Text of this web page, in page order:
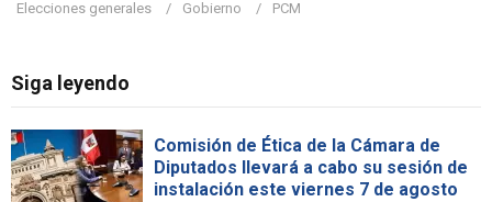
Elecciones generales
Gobierno PCM
Siga leyendo
Comisión de Ética de la Cámara de
Diputados llevará a cabo su sesión de
instalación este viernes 7 de agosto